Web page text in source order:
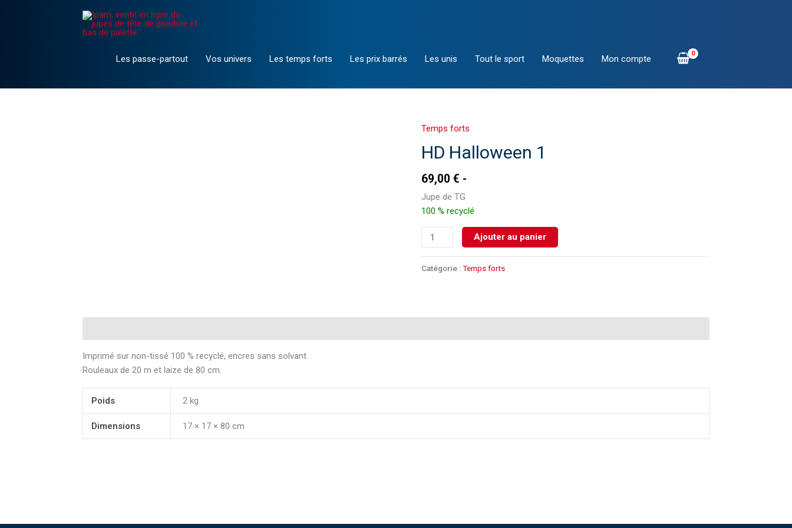
Les passe-partout Vos univers Les temps forts Les prix barrés Les unis Tout le sport Moquettes Mon compte
Temps forts
HD Halloween 1
69,00 €
Jupe de TG
100 % recyclé
quantité
de
HD
Halloween
Ajouter au panier
Catégorie :Temps forts
Imprimé sur non-tissé 100 % recyclé, encres sans solvant.
Rouleaux de 20 m et laize de 80 cm.
Poids 2 kg
Dimensions 17 × 17 × 80 cm